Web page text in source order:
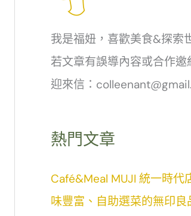
我是福妞，喜歡美食&探索
若文章有誤導內容或合作邀
迎來信：
熱門文章
Café&Meal MUJI 統一時代
味豐富、自助選菜的無印良